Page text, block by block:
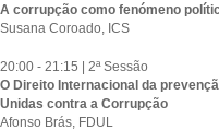
A corrupção como fenómeno
Susana Coroado, ICS
20:00 - 21:15 | 2ª Sessão
O Direito Internacional da
Unidas contra a Corrupção
Afonso Brás, FDUL